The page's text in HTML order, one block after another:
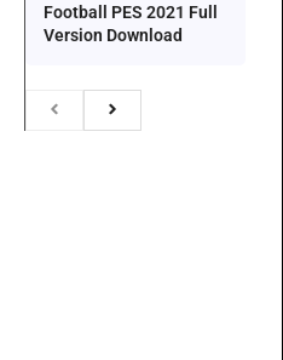
Football PES 2021 Full
Version Download